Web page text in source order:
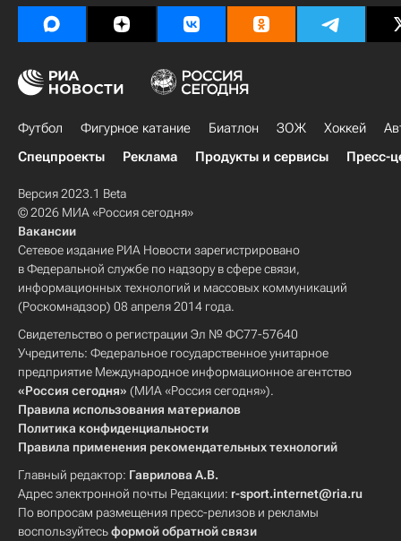
Футбол Фигурное катание Биатлон ЗОЖ Хоккей
Спецпроекты
Реклама Продукты и сервисы Пресс-
Версия 2023.1 Beta
© 2026 МИА «Россия сегодня»
Вакансии
Сетевое издание РИА Новости зарегистрировано
в Федеральной службе по надзору в сфере связи,
информационных технологий и массовых коммуникаций
(Роскомнадзор) 08 апреля 2014 года.
Свидетельство о регистрации Эл № ФС77-57640
Учредитель: Федеральное государственное унитарное
предприятие Международное информационное агентство
«Россия сегодня» (МИА «Россия сегодня»).
Правила использования материалов
Политика конфиденциальности
Правила применения рекомендательных технологий
Главный редактор: Гаврилова А.В.
Адрес электронной почты Редакции: r-sport.internet@ria.ru
По вопросам размещения пресс-релизов и рекламы
воспользуйтесьформой обратной связи